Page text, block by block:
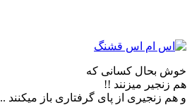
خوش بحال کسانی که
هم زنجیر میزنند !!
و هم زنجیری از پای گرفتاری باز میکنند ..